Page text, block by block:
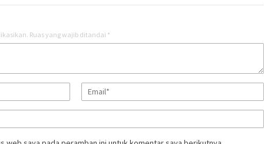
Ruas yang wajib ditandai *